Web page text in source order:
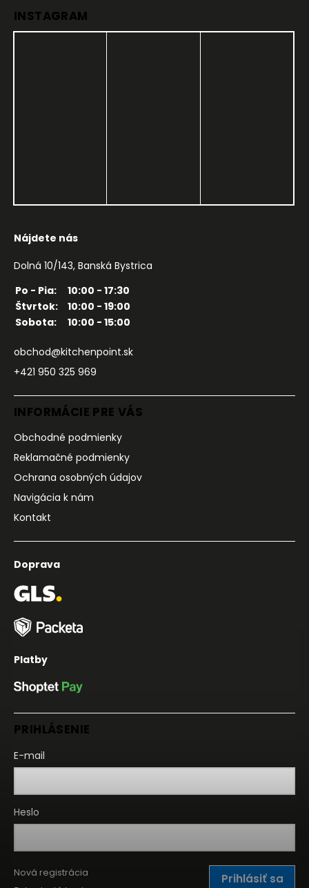
INSTAGRAM
Nájdete nás
Dolná 10/143, Banská Bystrica
Po - Pia:
10:00 - 17:30
Štvrtok:
10:00 - 19:00
Sobota:
10:00 - 15:00
obchod@kitchenpoint.sk
+421 950 325 969
INFORMÁCIE PRE VÁS
Obchodné podmienky
Reklamačné podmienky
Ochrana osobných údajov
Navigácia k nám
Kontakt
Doprava
Platby
PRIHLÁSENIE
E-mail
Heslo
Prihlásiť sa
Nová registrácia